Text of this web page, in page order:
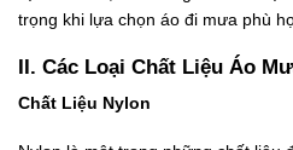
trọng khi lựa chọn áo đi mưa phù
II. Các Loại Chất Liệu Áo
Chất Liệu Nylon